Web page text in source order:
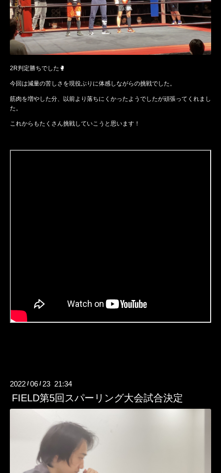
2R判定勝ちでした🥊
今回は減量の苦しさを現役ぶりに体感しながらの挑戦でした。
筋肉を増やした分、以前より落ちにくかったようでしたが頑張ってくれまし
た。
これからもたくさん挑戦していこうと思います！
2022 /06 / 23 21:34
FIELD第5回スパーリング大会試合決定